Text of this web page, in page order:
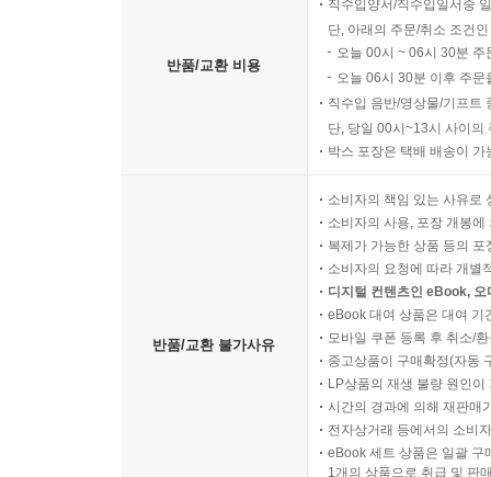
반품/교환 비용
직수입양서/직수입일서중
단, 아래의 주문/취소 조건
오늘 00시 ~ 06시 30분
오늘 06시 30분 이후 주
직수입 음반/영상물/기프트
단, 당일 00시~13시 사이의
박스 포장은 택배 배송이
반품/교환 불가사유
소비자의 책임 있는 사유로
소비자의 사용, 포장 개봉
복제가 가능한 상품 등의
소비자의 요청에 따라 개별
디지털 컨텐츠인 eBook,
eBook 대여 상품은 대여 기
모바일 쿠폰 등록 후 취소/
중고상품이 구매확정(자동
LP상품의 재생 불량 원인
시간의 경과에 의해 재판매
전자상거래 등에서의 소비
eBook 세트 상품은 일괄 구
1개의 상품으로 취급 및 판